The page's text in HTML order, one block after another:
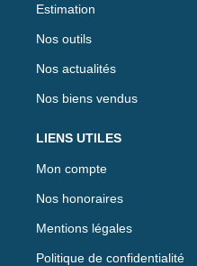
Estimation
Nos outils
Nos actualités
Nos biens vendus
LIENS UTILES
Mon compte
Nos honoraires
Mentions légales
Politique de confidentialité